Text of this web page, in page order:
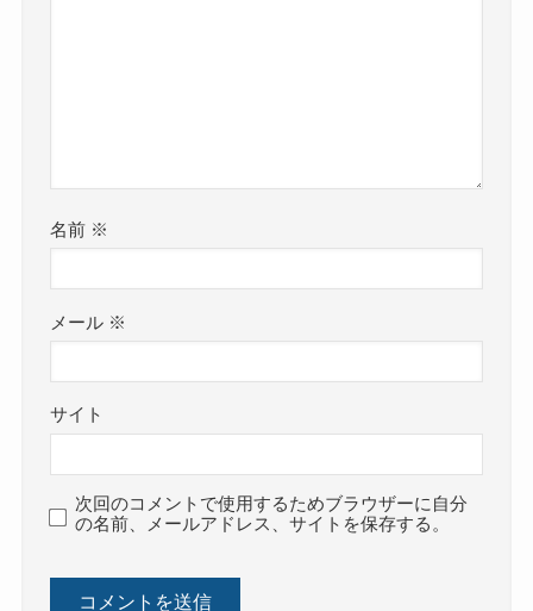
名前 ※
メール ※
サイト
次回のコメントで使用するためブラウザーに自分
の名前、メールアドレス、サイトを保存する。